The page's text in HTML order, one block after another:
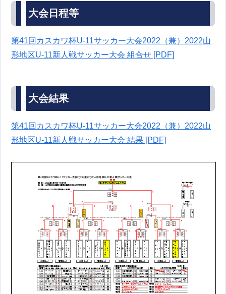
大会日程等
第41回カスカワ杯U-11サッカー大会2022（兼）2022山
形地区U-11新人戦サッカー大会 組合せ [PDF]
大会結果
第41回カスカワ杯U-11サッカー大会2022（兼）2022山
形地区U-11新人戦サッカー大会 結果 [PDF]